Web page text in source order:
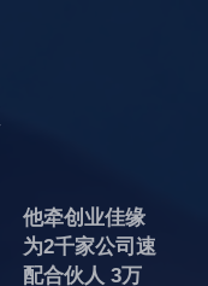
他牵创业佳缘
为2千家公司速
配合伙人 3万